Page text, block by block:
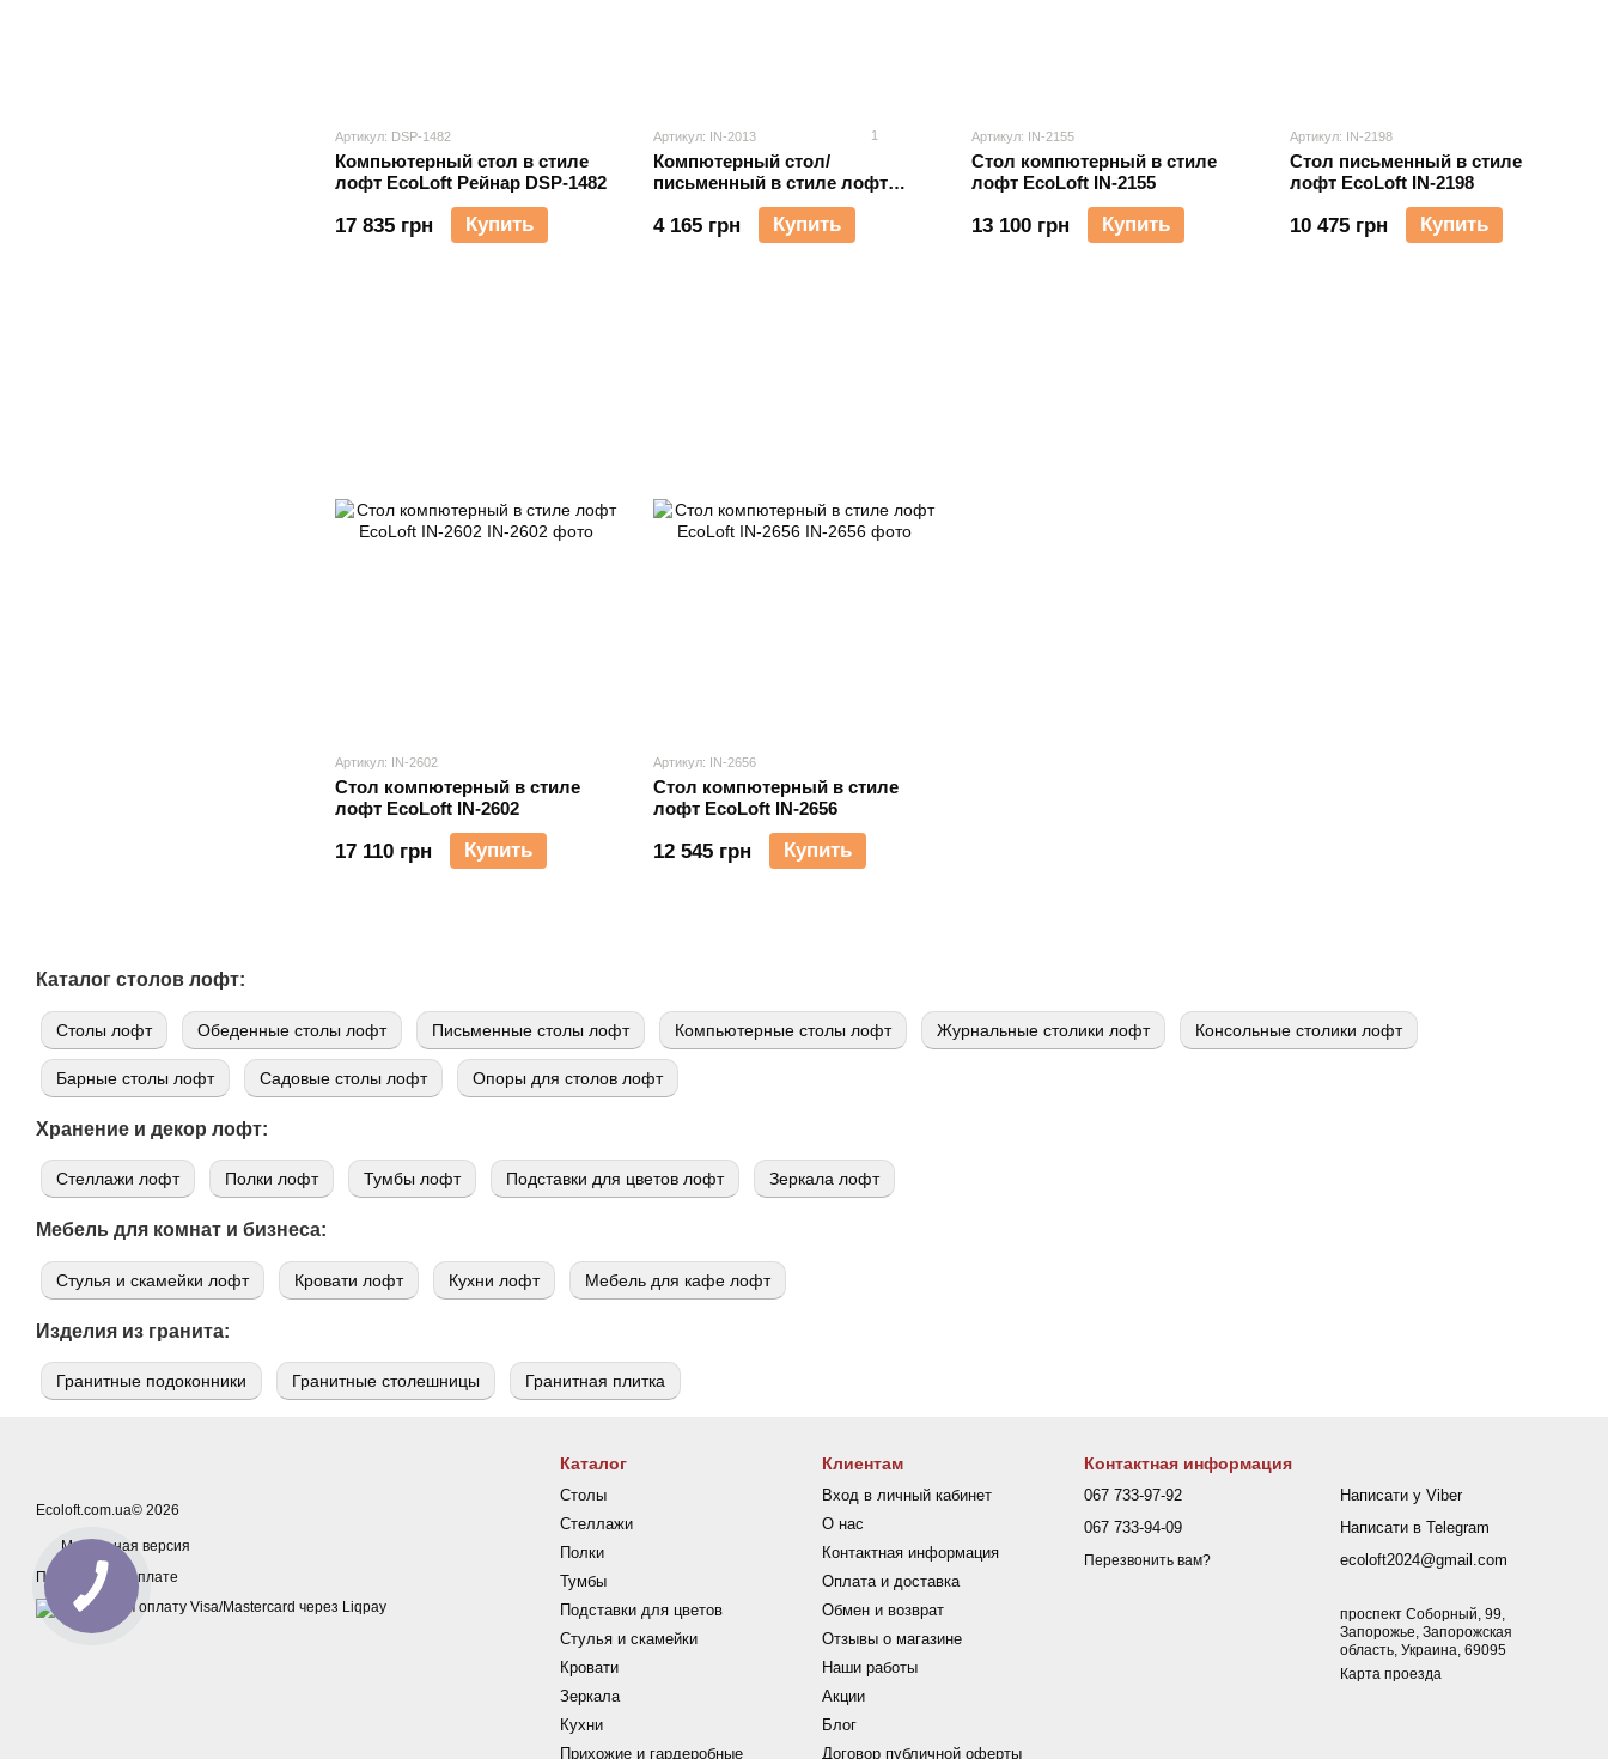
Артикул: DSP-1482
Компьютерный стол в стиле
лофт EcoLoft Рейнар DSP-1482
17 835 грн Купить
Артикул: IN-2013 1
Компютерный стол/
письменный в стиле лофт
EcoLoft IN-2013
4 165 грн Купить
Артикул: IN-2155
Стол компютерный в стиле
лофт EcoLoft IN-2155
13 100 грн Купить
Артикул: IN-2198
Стол письменный в стиле
лофт EcoLoft IN-2198
10 475 грн Купить
Артикул: IN-2602
Стол компютерный в стиле
лофт EcoLoft IN-2602
17 110 грн Купить
Артикул: IN-2656
Стол компютерный в стиле
лофт EcoLoft IN-2656
12 545 грн Купить
Каталог столов лофт:
Cтолы лофт Обеденные столы лофт Письменные столы лофт Компьютерные столы лофт Журнальные столики лофт Консольные столики лофт
Барные столы лофт Садовые столы лофт Опоры для столов лофт
Хранение и декор лофт:
Стеллажи лофт Полки лофт Тумбы лофт Подставки для цветов лофт Зеркала лофт
Мебель для комнат и бизнеса:
Стулья и скамейки лофт Кровати лофт Кухни лофт Мебель для кафе лофт
Изделия из гранита:
Гранитные подоконники Гранитные столешницы Гранитная плитка
Ecoloft.com.ua© 2026
Мобильная версия
Принимаем к оплате
Каталог
Столы
Стеллажи
Полки
Тумбы
Подставки для цветов
Стулья и скамейки
Кровати
Зеркала
Кухни
Прихожие и гардеробные
Клиентам
Вход в личный кабинет
О нас
Контактная информация
Оплата и доставка
Обмен и возврат
Отзывы о магазине
Наши работы
Акции
Блог
Договор публичной оферты
Контактная информация
067 733-97-92
067 733-94-09
Перезвонить вам?
Написати у Viber
Написати в Telegram
ecoloft2024@gmail.com
проспект Соборный, 99,
Запорожье, Запорожская
область, Украина, 69095
Карта проезда